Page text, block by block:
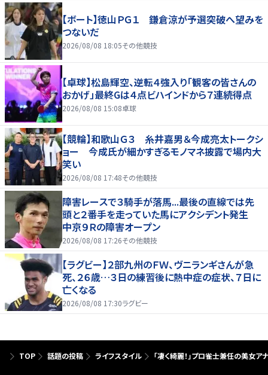
【ボート】徳山ＰＧ１ 鎌倉涼が予選突破へ望みを
つないだ
2026/08/08 18:05その他競技
【卓球】松島輝空、逆転４強入り「観客の皆さんの
おかげ」最終Gは４点ビハインドから７連続得点
2026/08/08 15:08卓球
【競輪】和歌山Ｇ３ 糸井嘉男＆今成亮太トークシ
ョー 今成氏が細かすぎるモノマネ披露で場内大
笑い
2026/08/08 17:48その他競技
障害レースで３騎手が落馬...最後の直線では先
頭と２番手を走っていた馬にアクシデント発生
中京９Ｒの障害オープン
2026/08/08 17:26その他競技
【ラグビー】２部九州のＦＷ、ヴニランギさんが急
死、２６歳…３日の練習後に熱中症の症状、７日に
亡くなる
2026/08/08 17:30ラグビー
TOP 話題の投稿 ライフスタイル 「凄く綺麗！」プロ雀士兼任の美女